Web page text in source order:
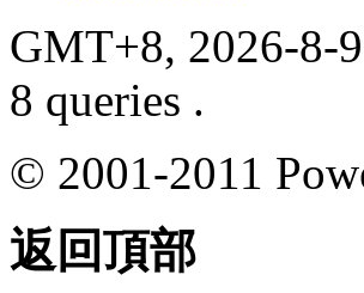
GMT+8, 2026-8-
8 queries .
© 2001-2011
返回頂部